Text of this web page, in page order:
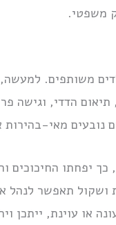
משפטי.
משותפים.
הדדי, וגישה
מאי-בהירות
יפחתו החיכוכים
ושקול תאפשר
עוינת, ייתכן